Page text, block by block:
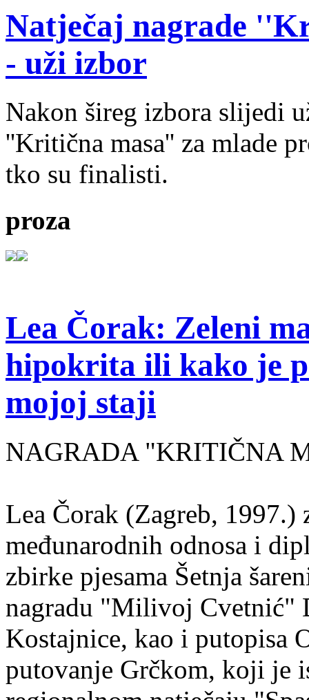
Natječaj nagrade
- uži izbor
Nakon šireg izbora slijedi
''Kritična masa'' za mlade
tko su finalisti.
proza
Lea Čorak: Zeleni
hipokrita ili kako je
mojoj staji
NAGRADA "KRITIČNA
Lea Čorak (Zagreb,
međunarodnih odnosa i
zbirke pjesama Šetnja
nagradu "Milivoj Cvetnić"
Kostajnice, kao i putopisa
putovanje Grčkom, koji je